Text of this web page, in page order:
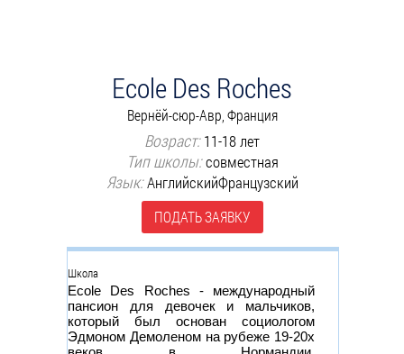
Ecole Des Roches
Вернёй-сюр-Авр, Франция
Возраст:11-18 лет
Тип школы:совместная
Язык:АнглийскийФранцузский
ПОДАТЬ ЗАЯВКУ
Группа
Школа
Ecole Des Roches - международный
пансион для девочек и мальчиков,
который был основан социологом
Эдмоном Демоленом на рубеже 19-20х